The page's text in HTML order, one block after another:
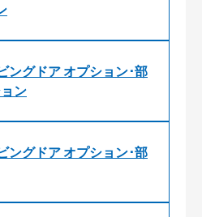
グドア オプション･部
ン
グドア オプション･部